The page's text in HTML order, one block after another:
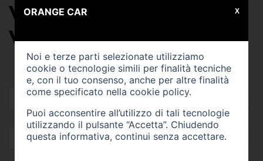
VALUTA IL TUO
VEICOLO
ORANGE CAR
Noi e terze parti selezionate utilizziamo
cookie o tecnologie simili per finalità tecniche
e, con il tuo consenso, anche per altre finalità
come specificato nella cookie policy.
Puoi acconsentire all’utilizzo di tali tecnologie
utilizzando il pulsante “Accetta”. Chiudendo
questa informativa, continui senza accettare.
X